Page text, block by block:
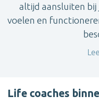
altijd aansluiten bij
voelen en
Life coaches